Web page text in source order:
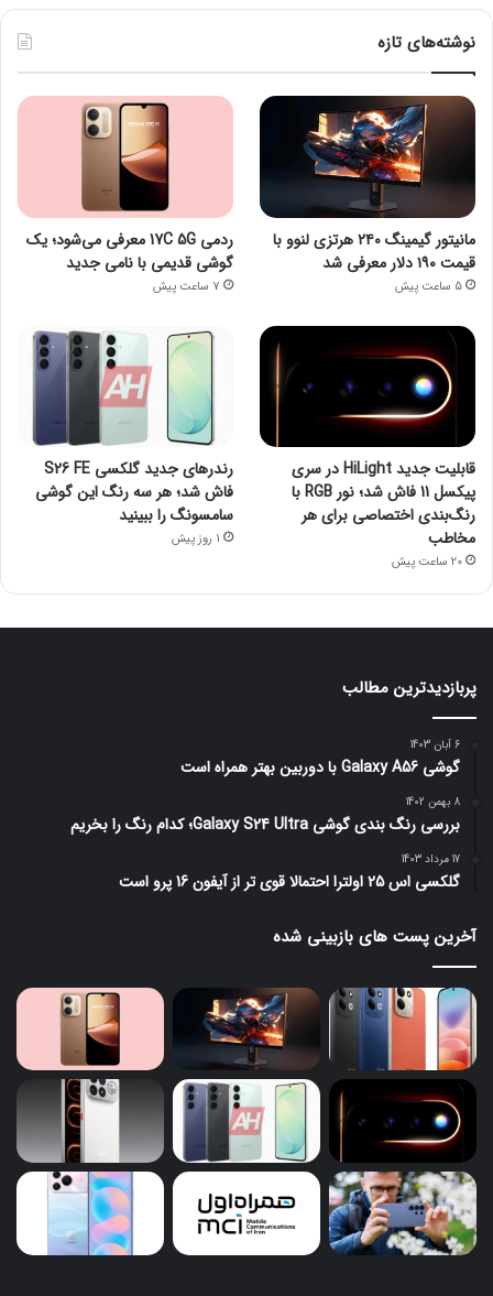
نوشته‌های تازه
مانیتور گیمینگ ۲۴۰ هرتزی لنوو با
قیمت ۱۹۰ دلار معرفی شد
5 ساعت پیش
ردمی 17C 5G معرفی می‌شود؛ یک
گوشی قدیمی با نامی جدید
7 ساعت پیش
قابلیت جدید HiLight در سری
پیکسل 11 فاش شد؛ نور RGB با
رنگ‌بندی اختصاصی برای هر
مخاطب
20 ساعت پیش
رندرهای جدید گلکسی S26 FE
فاش شد؛ هر سه رنگ این گوشی
سامسونگ را ببینید
1 روز پیش
پربازدیدترین مطالب
6 آبان 1403
گوشی Galaxy A56 با دوربین بهتر همراه است
8 بهمن 1402
بررسی رنگ بندی گوشی Galaxy S24 Ultra؛ کدام رنگ را بخریم
17 مرداد 1403
گلکسی اس 25 اولترا احتمالا قوی تر از آیفون 16 پرو است
آخرین پست های بازبینی شده